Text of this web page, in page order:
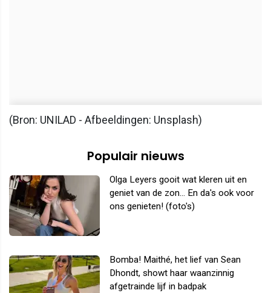
(Bron: UNILAD - Afbeeldingen: Unsplash)
Populair nieuws
Olga Leyers gooit wat kleren uit en
geniet van de zon... En da's ook voor
ons genieten! (foto's)
Bomba! Maithé, het lief van Sean
Dhondt, showt haar waanzinnig
afgetrainde lijf in badpak